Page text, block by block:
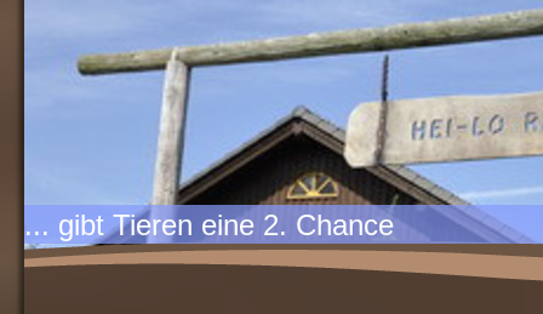
... gibt Tieren eine 2. Chance